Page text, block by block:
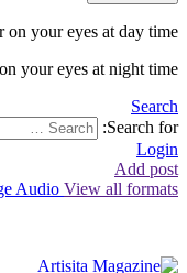
your eyes at day time.
your eyes at night time.
Search
Search for:
Login
Add post
Audio View all formats